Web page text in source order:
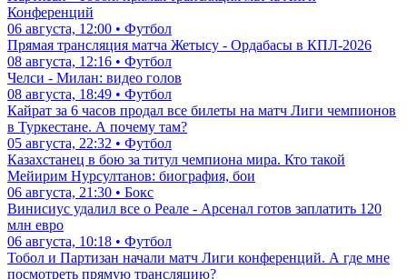
Конференций
06 августа, 12:00 • Футбол
Прямая трансляция матча Жетысу - Ордабасы в КПЛ-2026
08 августа, 12:16 • Футбол
Челси - Милан: видео голов
08 августа, 18:49 • Футбол
Кайрат за 6 часов продал все билеты на матч Лиги чемпионов
в Туркестане. А почему там?
05 августа, 22:32 • Футбол
Казахстанец в бою за титул чемпиона мира. Кто такой
Мейирим Нурсултанов: биография, бои
06 августа, 21:30 • Бокс
Винисиус удалил все о Реале - Арсенал готов заплатить 120
млн евро
06 августа, 10:18 • Футбол
Тобол и Партизан начали матч Лиги конференций. А где мне
посмотреть прямую трансляцию?